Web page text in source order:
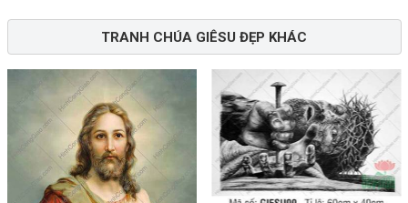
TRANH CHÚA GIÊSU ĐẸP KHÁC